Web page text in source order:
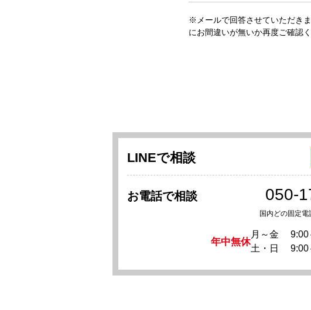
※メールで回答させていただき
にお間違いが無いか再度ご確認く
LINEで相談
お電話で相談 050-
国内どの固定
年中無休
月～金
9:00
土・日
9:00